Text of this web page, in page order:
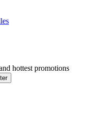
hottest promotions